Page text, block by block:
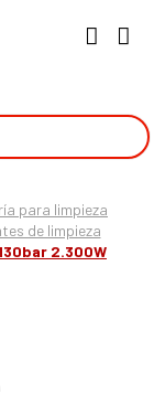
para limpieza
de limpieza
2.300W